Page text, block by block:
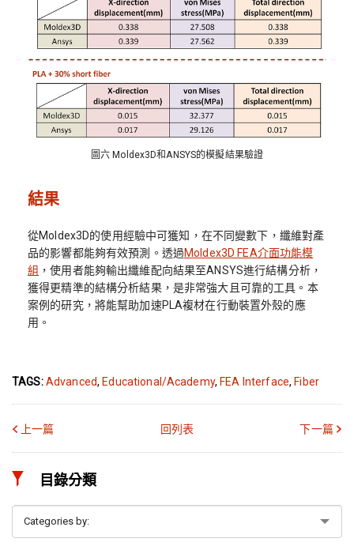
圖六 Moldex3D和ANSYS的模擬結果驗證
結果
從Moldex3D的使用經驗中可獲知，在不同變數下，纖維對產
品的影響都能夠有效預測。透過Moldex3D FEA介面功能模
組 ，使用者能夠輸出纖維配向結果至ANSYS進行結構分析，
獲得更精準的結構分析結果，是非常強大且可靠的工具。本
案例的研究，將能幫助加速PLA複材在行動裝置外殼的應
用。
TAGS:Advanced, Educational/Academy, FEA Interface, Fiber
上一篇 回列表 下一篇
目錄分類